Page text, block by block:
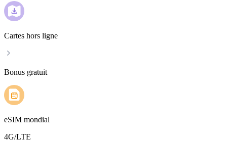
Cartes hors ligne
Bonus gratuit
eSIM mondial
4G/LTE